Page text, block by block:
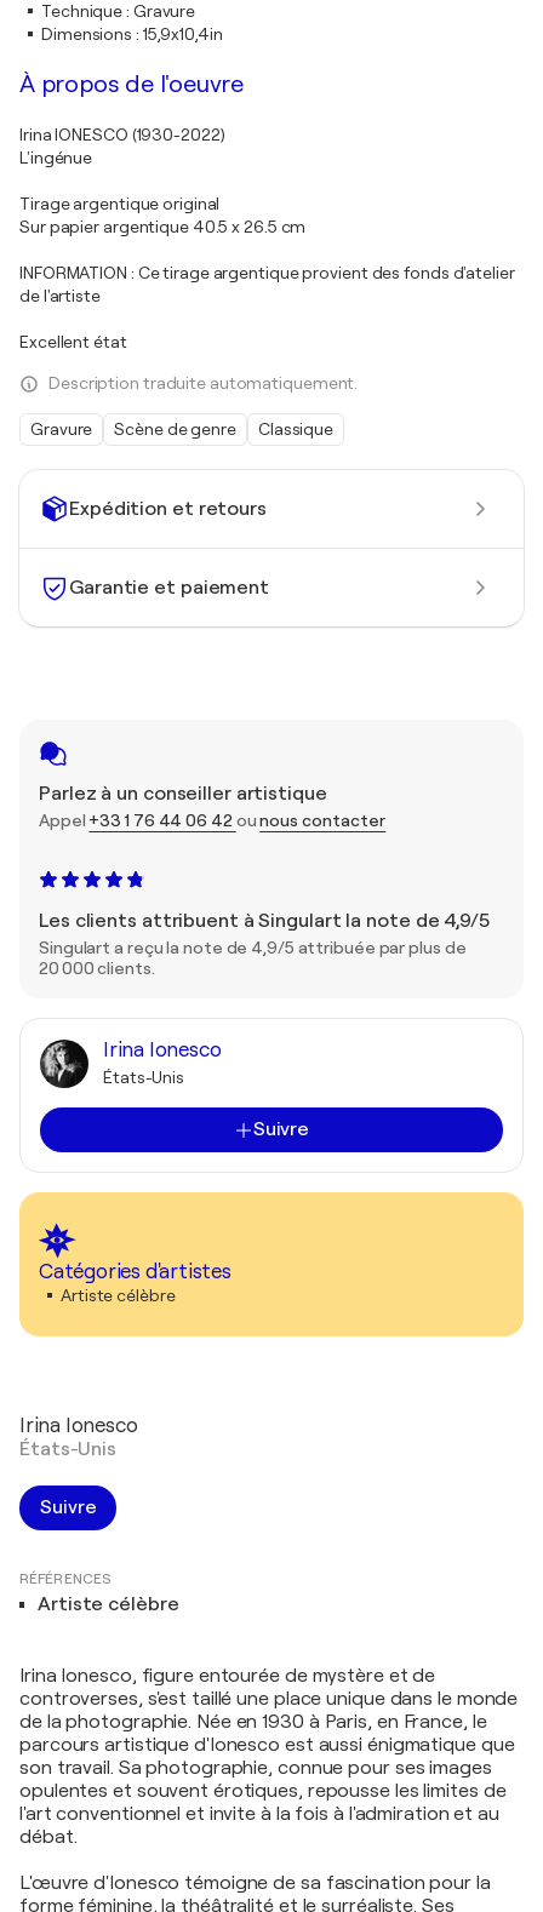
Expédition et retours
Garantie et paiement
Parlez à un conseiller artistique
Appel +33 1 76 44 06 42 ounous contacter
Les clients attribuent à Singulart la note de 4,9/5
Singulart a reçu la note de 4,9/5 attribuée par plus de
20 000 clients.
Irina Ionesco
États-Unis
Suivre
Catégories d'artistes
Artiste célèbre
Technique: Gravure
Dimensions : 15,9x10,4in
À propos de l'oeuvre
Irina IONESCO (1930-2022)
L'ingénue
Tirage argentique original
Sur papier argentique 40.5 x 26.5 cm
INFORMATION : Ce tirage argentique provient des fonds d'atelier
de l'artiste
Excellent état
Description traduite automatiquement.
Gravure Scène de genre Classique
Irina Ionesco
États-Unis
Suivre
RÉFÉRENCES
Artiste célèbre
Irina Ionesco, figure entourée de mystère et de
controverses, s'est taillé une place unique dans le monde
de la photographie. Née en 1930 à Paris, en France, le
parcours artistique d'Ionesco est aussi énigmatique que
son travail. Sa photographie, connue pour ses images
opulentes et souvent érotiques, repousse les limites de
l'art conventionnel et invite à la fois à l'admiration et au
débat.
L'œuvre d'Ionesco témoigne de sa fascination pour la
forme féminine, la théâtralité et le surréaliste. Ses